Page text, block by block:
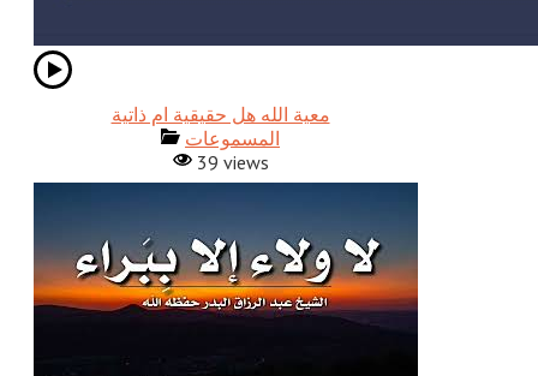
معية الله هل حقيقية ام ذاتية
المسموعات
39 views